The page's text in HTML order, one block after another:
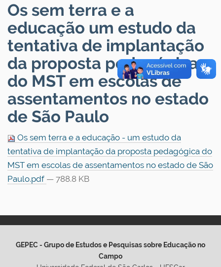
Os sem terra e a
educação um estudo da
tentativa de implantação
da proposta pedagógica
do MST em escolas de
assentamentos no estado
de São Paulo
Os sem terra e a educação - um estudo da
tentativa de implantação da proposta pedagógica do
MST em escolas de assentamentos no estado de São
Paulo.pdf — 788.8 KB
GEPEC - Grupo de Estudos e Pesquisas sobre Educação no
Campo